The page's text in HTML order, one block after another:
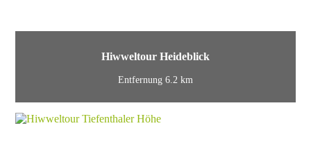
Hiwweltour Heideblick
Entfernung 6.2 km